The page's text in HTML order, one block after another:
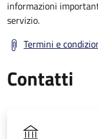
informazioni
servizio.
Termini e
Contatti